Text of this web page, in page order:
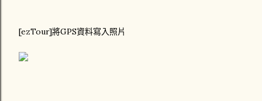
[ezTour]將GPS資料寫入照片